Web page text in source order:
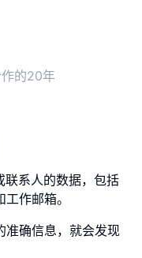
的20年
系人的数据，包括
作邮箱。
准确信息，就会发现